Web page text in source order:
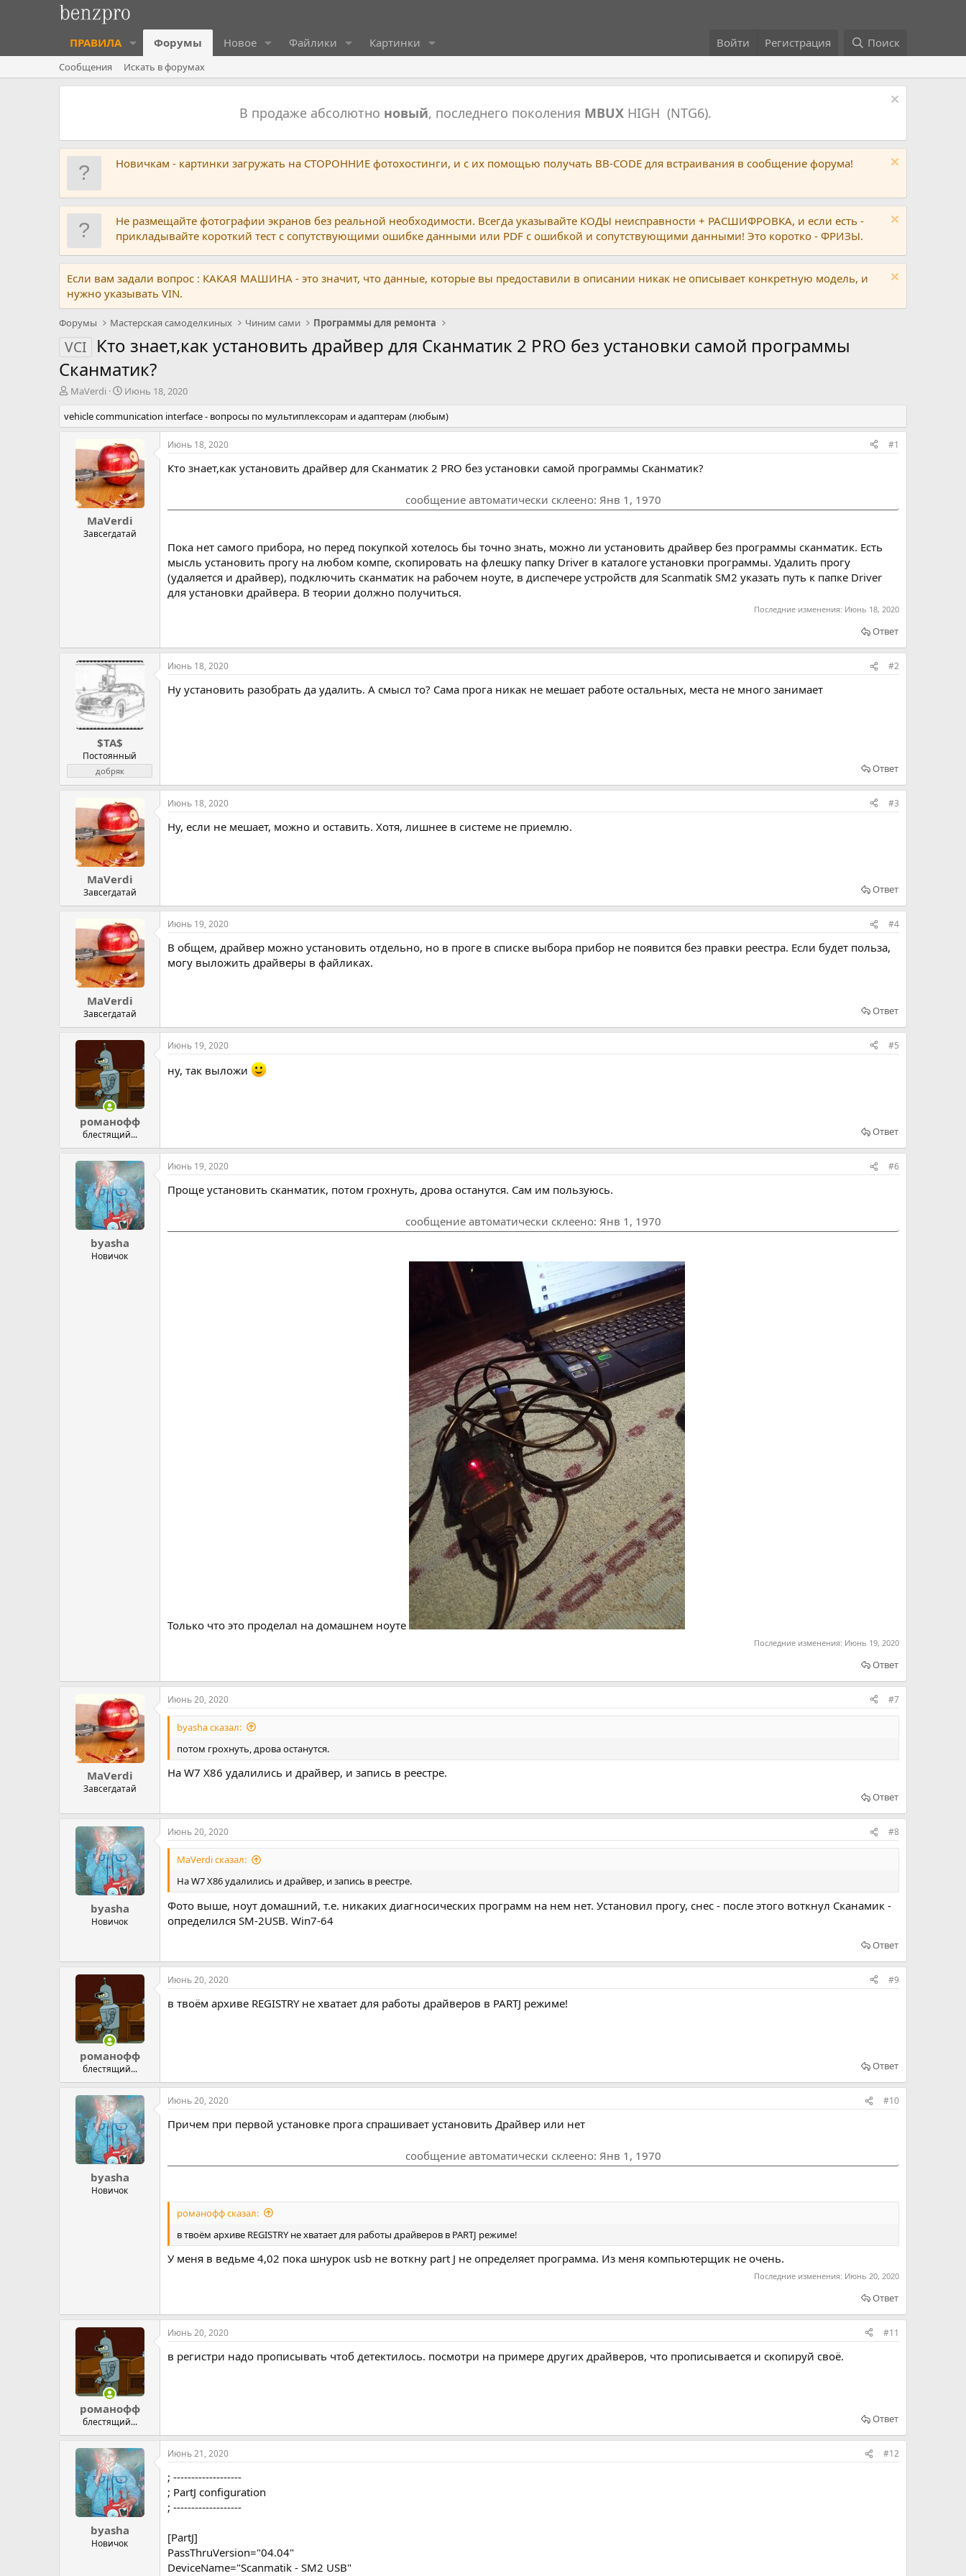
ПРАВИЛА Форумы Новое Файлики Картинки Войти Регистрация Поиск
Сообщения Искать в форумах
В продаже абсолютно новый, последнего поколения MBUXHIGH (NTG6).
Новичкам - картинки загружать на СТОРОННИЕ фотохостинги, и с их помощью получать BB-CODE для встраивания в сообщение форума!
Не размещайте фотографии экранов без реальной необходимости. Всегда указывайте КОДЫ неисправности + РАСШИФРОВКА, и если есть -
прикладывайте короткий тест с сопутствующими ошибке данными или PDF с ошибкой и сопутствующими данными! Это коротко - ФРИЗЫ.
Если вам задали вопрос : КАКАЯ МАШИНА - это значит, что данные, которые вы предоставили в описании никак не описывает конкретную модель, и
нужно указывать VIN.
Форумы Мастерская самоделкиных Чиним сами Программы для ремонта
VCI Кто знает,как установить драйвер для Сканматик 2 PRO без установки самой программы
Сканматик?
А
т
о
м
ы
MaVerdi
Д
т
а
н
а
ч
а
л
а
Июнь 18, 2020
vehicle communication interface - вопросы по мультиплексорам и адаптерам (любым)
MaVerdi
Завсегдатай
Июнь 18, 2020 #1
Кто знает,как установить драйвер для Сканматик 2 PRO без установки самой программы Сканматик?
сообщение автоматически склеено: Янв 1, 1970
Пока нет самого прибора, но перед покупкой хотелось бы точно знать, можно ли установить драйвер без программы сканматик. Есть
мысль установить прогу на любом компе, скопировать на флешку папку Driver в каталоге установки программы. Удалить прогу
(удаляется и драйвер), подключить сканматик на рабочем ноуте, в диспечере устройств для Scanmatik SM2 указать путь к папке Driver
для установки драйвера. В теории должно получиться.
Последние изменения: Июнь 18, 2020
Ответ
$TA$
Постоянный
добряк
Июнь 18, 2020 #2
Ну установить разобрать да удалить. А смысл то? Сама прога никак не мешает работе остальных, места не много занимает
Ответ
MaVerdi
Завсегдатай
Июнь 18, 2020 #3
Ну, если не мешает, можно и оставить. Хотя, лишнее в системе не приемлю.
Ответ
MaVerdi
Завсегдатай
Июнь 19, 2020 #4
В общем, драйвер можно установить отдельно, но в проге в списке выбора прибор не появится без правки реестра. Если будет польза,
могу выложить драйверы в файликах.
Ответ
романофф
блестящий...
Июнь 19, 2020 #5
ну, так выложи
Ответ
byasha
Новичок
Июнь 19, 2020 #6
Проще установить сканматик, потом грохнуть, дрова останутся. Сам им пользуюсь.
сообщение автоматически склеено: Янв 1, 1970
Только что это проделал на домашнем ноуте
Последние изменения: Июнь 19, 2020
Ответ
MaVerdi
Завсегдатай
Июнь 20, 2020 #7
byasha сказал:
потом грохнуть, дрова останутся.
На W7 X86 удалились и драйвер, и запись в реестре.
Ответ
byasha
Новичок
Июнь 20, 2020 #8
MaVerdi сказал:
На W7 X86 удалились и драйвер, и запись в реестре.
Фото выше, ноут домашний, т.е. никаких диагносических программ на нем нет. Установил прогу, снес - после этого воткнул Сканамик -
определился SM-2USB. Win7-64
Ответ
романофф
блестящий...
Июнь 20, 2020 #9
в твоём архиве REGISTRY не хватает для работы драйверов в PARTJ режиме!
Ответ
byasha
Новичок
Июнь 20, 2020 #10
Причем при первой установке прога спрашивает установить Драйвер или нет
сообщение автоматически склеено: Янв 1, 1970
романофф сказал:
в твоём архиве REGISTRY не хватает для работы драйверов в PARTJ режиме!
У меня в ведьме 4,02 пока шнурок usb не воткну part J не определяет программа. Из меня компьютерщик не очень.
Последние изменения: Июнь 20, 2020
Ответ
романофф
блестящий...
Июнь 20, 2020 #11
в регистри надо прописывать чтоб детектилось. посмотри на примере других драйверов, что прописывается и скопируй своё.
Ответ
byasha
Новичок
Июнь 21, 2020 #12
; -------------------
; PartJ configuration
; -------------------
[PartJ]
PassThruVersion="04.04"
DeviceName="Scanmatik - SM2 USB"